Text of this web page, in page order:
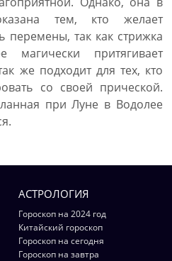
тем, кто желает
перемены, так как стрижка
притягивает
же подходит для тех, кто
со своей прической.
при Луне в Водолее
АСТРОЛОГИЯ
Гороскоп на 2024 год
Китайский гороскоп
Гороскоп на сегодня
Гороскоп на завтра